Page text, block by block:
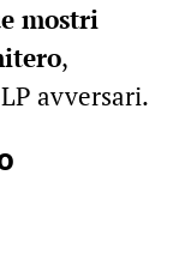
mostri
,
avversari.